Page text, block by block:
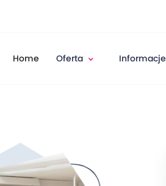
Home Oferta Informacje